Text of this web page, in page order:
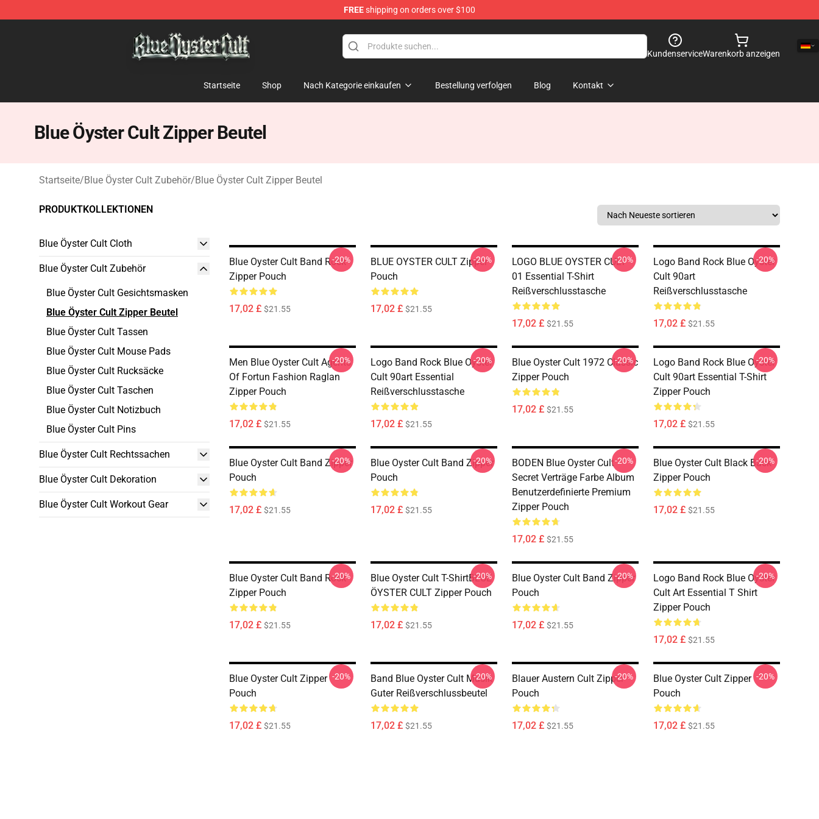
FREEshipping on orders over $100
KundenserviceWarenkorb anzeigen
Startseite Shop Nach Kategorie einkaufen Bestellung verfolgen Blog Kontakt
Blue Öyster Cult Zipper Beutel
Startseite/Blue Öyster Cult Zubehör/Blue Öyster Cult Zipper Beutel
PRODUKTKOLLEKTIONEN
Blue Öyster Cult Cloth
Blue Öyster Cult Zubehör
Blue Öyster Cult Gesichtsmasken
Blue Öyster Cult Zipper Beutel
Blue Öyster Cult Tassen
Blue Öyster Cult Mouse Pads
Blue Öyster Cult Rucksäcke
Blue Öyster Cult Taschen
Blue Öyster Cult Notizbuch
Blue Öyster Cult Pins
Blue Öyster Cult Rechtssachen
Blue Öyster Cult Dekoration
Blue Öyster Cult Workout Gear
Blue Oyster Cult Band Rock
Zipper Pouch
17,02 £ $21.55
-20%
BLUE OYSTER CULT Zipper
Pouch
17,02 £ $21.55
-20%
LOGO BLUE OYSTER CULT
01 Essential T-Shirt
Reißverschlusstasche
17,02 £ $21.55
-20%
Logo Band Rock Blue Oyster
Cult 90art
Reißverschlusstasche
17,02 £ $21.55
-20%
Men Blue Oyster Cult Agents
Of Fortun Fashion Raglan
Zipper Pouch
17,02 £ $21.55
-20%
Logo Band Rock Blue Oyster
Cult 90art Essential
Reißverschlusstasche
17,02 £ $21.55
-20%
Blue Oyster Cult 1972 Classic
Zipper Pouch
17,02 £ $21.55
-20%
Logo Band Rock Blue Oyster
Cult 90art Essential T-Shirt
Zipper Pouch
17,02 £ $21.55
-20%
Blue Oyster Cult Band Zipper
Pouch
17,02 £ $21.55
-20%
Blue Oyster Cult Band Zipper
Pouch
17,02 £ $21.55
-20%
BODEN Blue Oyster Cult
Secret Verträge Farbe Album
Benutzerdefinierte Premium
Zipper Pouch
17,02 £ $21.55
-20%
Blue Oyster Cult Black Back
Zipper Pouch
17,02 £ $21.55
-20%
Blue Oyster Cult Band Rock
Zipper Pouch
17,02 £ $21.55
-20%
Blue Oyster Cult T-ShirtBLUE
ÖYSTER CULT Zipper Pouch
17,02 £ $21.55
-20%
Blue Oyster Cult Band Zipper
Pouch
17,02 £ $21.55
-20%
Logo Band Rock Blue Oyster
Cult Art Essential T Shirt
Zipper Pouch
17,02 £ $21.55
-20%
Blue Oyster Cult Zipper
Pouch
17,02 £ $21.55
-20%
Band Blue Oyster Cult Musik
Guter Reißverschlussbeutel
17,02 £ $21.55
-20%
Blauer Austern Cult Zipper
Pouch
17,02 £ $21.55
-20%
Blue Oyster Cult Zipper
Pouch
17,02 £ $21.55
-20%